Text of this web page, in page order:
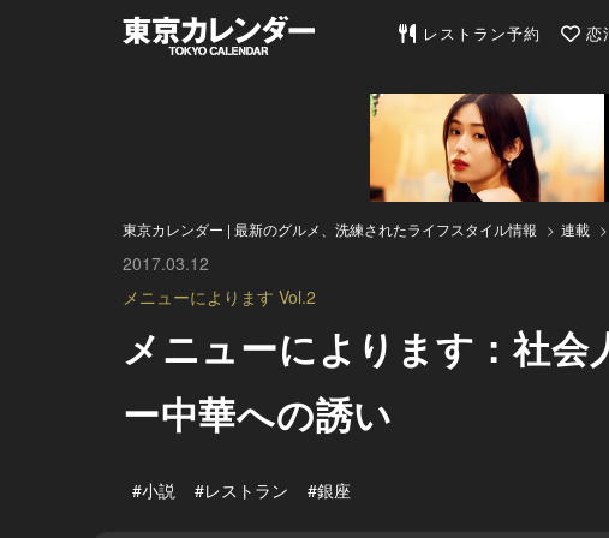
東京カレンダー | 最新の
レストラン予約 恋
東京カレンダー | 最新のグルメ、洗練されたライフスタイル情報 連載
2017.03.12
メニューによります Vol.2
メニューによります：社会
ー中華への誘い
#小説 #レストラン #銀座